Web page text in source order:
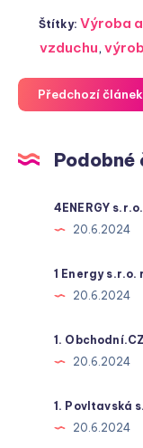
Štítky:Výroba
vzduchu,
Předchozí článek
Podobné
4ENERGY
20.6.2024
1 Energy s.r.o.
20.6.2024
1.
20.6.2024
1. Povltavská
20.6.2024